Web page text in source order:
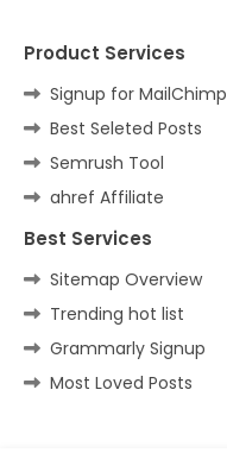
Product Services
Signup for MailChimp
Best Seleted Posts
Semrush Tool
ahref Affiliate
Best Services
Sitemap Overview
Trending hot list
Grammarly Signup
Most Loved Posts